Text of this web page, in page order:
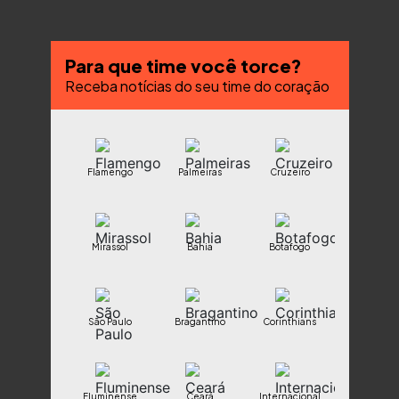
Para que time você torce?
Receba notícias do seu time do coração
Flamengo Palmeiras Cruzeiro
Mirassol Bahia Botafogo
São Paulo Bragantino Corinthians
Fluminense Ceará Internacional